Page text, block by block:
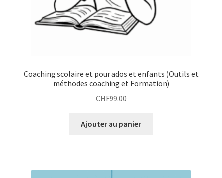
Coaching scolaire et pour ados et enfants (Outils et
méthodes coaching et Formation)
CHF99.00
Ajouter au panier